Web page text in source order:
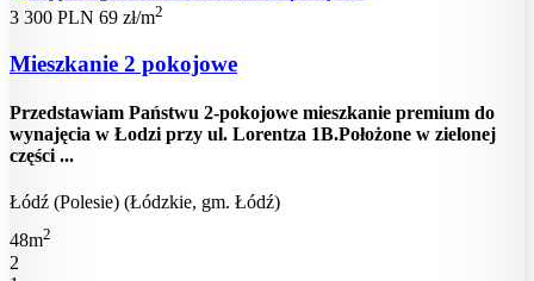
3 300 PLN 69 zł/m2
Mieszkanie 2 pokojowe
Przedstawiam Państwu 2-pokojowe mieszkanie premium do
wynajęcia w Łodzi przy ul. Lorentza 1B.Położone w zielonej
części ...
Łódź (Polesie) (Łódzkie, gm. Łódź)
48m2
2